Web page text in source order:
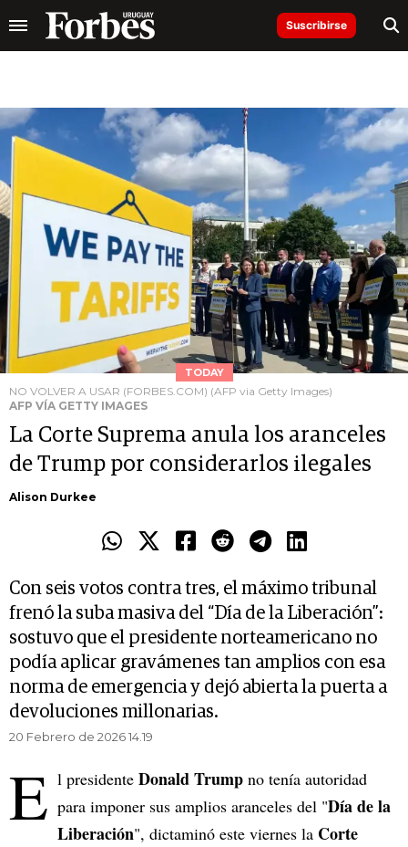
Suscribirse
TODAY
NO VOLVER A USAR (FORBES.COM) (AFP via Getty Images)
AFP VÍA GETTY IMAGES
La Corte Suprema anula los aranceles
de Trump por considerarlos ilegales
Alison Durkee
Con seis votos contra tres, el máximo tribunal
frenó la suba masiva del “Día de la Liberación”:
sostuvo que el presidente norteamericano no
podía aplicar gravámenes tan amplios con esa
norma de emergencia y dejó abierta la puerta a
devoluciones millonarias.
20 Febrero de 2026 14.19
E l presidente Donald Trump no tenía autoridad
para imponer sus amplios aranceles del "Día de la
Liberación", dictaminó este viernes la Corte